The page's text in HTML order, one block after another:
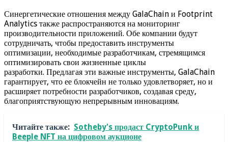
Синергетические отношения между GalaChain и Footprint
Analytics также распространяются на мониторинг
производительности приложений. Обе компании будут
сотрудничать, чтобы предоставить инструменты
оптимизации, необходимые разработчикам, стремящимся
оптимизировать свои жизненные циклы
разработки. Предлагая эти важные инструменты, GalaChain
гарантирует, что ее блокчейн не только удовлетворяет, но и
расширяет потребности разработчиков, создавая среду,
благоприятствующую непрерывным инновациям.
Читайте также: Sotheby's продаст CryptoPunk и
Beeple NFT на цифровом аукционе